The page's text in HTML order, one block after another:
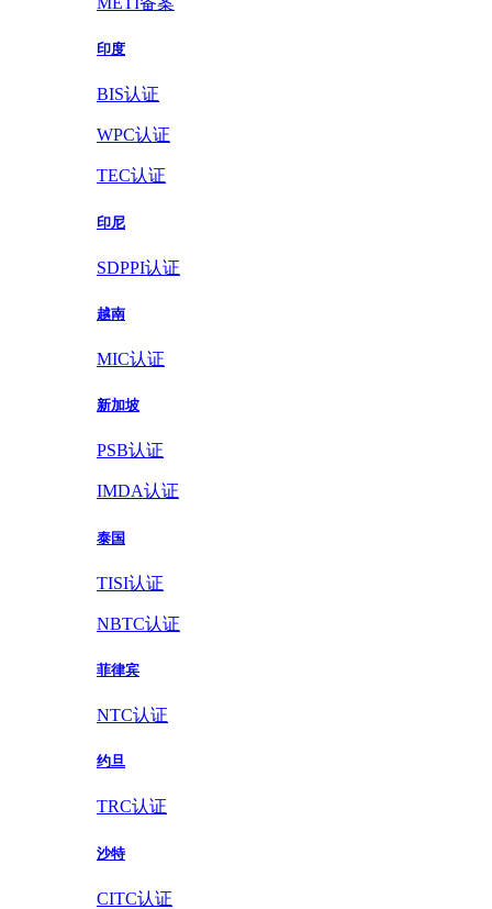
印度
BIS认证
WPC认证
TEC认证
印尼
SDPPI认证
越南
MIC认证
新加坡
PSB认证
IMDA认证
泰国
TISI认证
NBTC认证
菲律宾
NTC认证
约旦
TRC认证
沙特
CITC认证